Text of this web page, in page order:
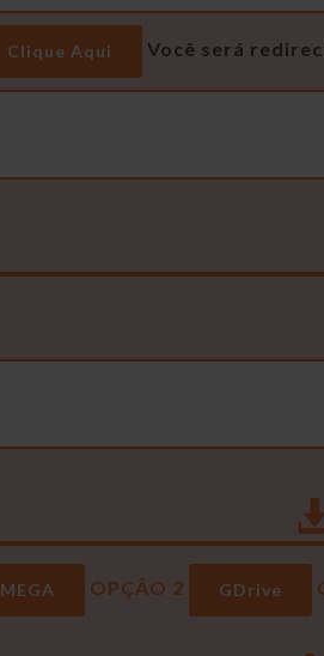
Clique Aqui Você será
MEGA OPÇÃO 2 GDrive